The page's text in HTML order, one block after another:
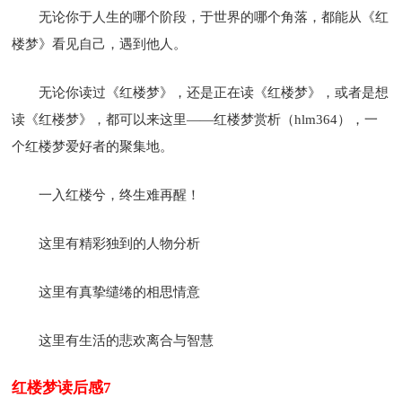
无论你于人生的哪个阶段，于世界的哪个角落，都能从《红
楼梦》看见自己，遇到他人。
无论你读过《红楼梦》，还是正在读《红楼梦》，或者是想
读《红楼梦》，都可以来这里——红楼梦赏析（hlm364），一
个红楼梦爱好者的聚集地。
一入红楼兮，终生难再醒！
这里有精彩独到的人物分析
这里有真挚缱绻的相思情意
这里有生活的悲欢离合与智慧
红楼梦读后感7